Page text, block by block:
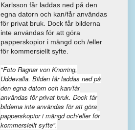
Karlsson får laddas ned på den
egna datorn och kan/får användas
för privat bruk. Dock får bilderna
inte användas för att göra
papperskopior i mängd och /eller
för kommersiellt syfte.
"Foto Ragnar von Knorring,
Uddevalla. Bilden får laddas ned på
den egna datorn och kan/får
användas för privat bruk. Dock får
bilderna inte användas för att göra
papperskopior i mängd och/eller för
kommersiellt syfte".